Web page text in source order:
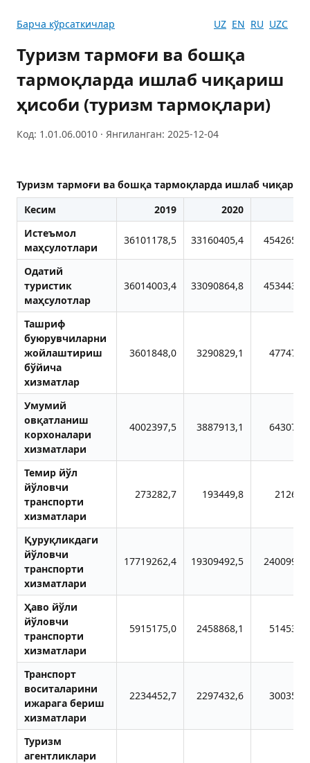
Барча кўрсаткичлар UZ EN RU UZC
Туризм тармоғи ва бошқа
тармоқларда ишлаб чиқариш
ҳисоби (туризм тармоқлари)
Код: 1.01.06.0010 · Янгиланган: 2025-12-04
Туризм тармоғи ва бошқа тармоқларда ишлаб
Кесим
2019 2020
Истеъмол
маҳсулотлари
36101178,5 33160405,4
Одатий
туристик
маҳсулотлар
36014003,4 33090864,8
Ташриф
буюрувчиларни
жойлаштириш
бўйича
хизматлар
3601848,0 3290829,1
Умумий
овқатланиш
корхоналари
хизматлари
4002397,5 3887913,1
Темир йўл
йўловчи
транспорти
хизматлари
273282,7 193449,8
Қуруқликдаги
йўловчи
транспорти
хизматлари
17719262,4 19309492,5
Ҳаво йўли
йўловчи
транспорти
хизматлари
5915175,0 2458868,1
Транспорт
воситаларини
ижарага бериш
хизматлари
2234452,7 2297432,6
Туризм
агентликлари